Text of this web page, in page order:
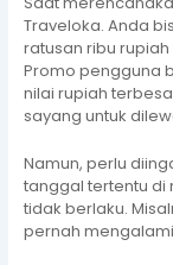
Traveloka. Anda
ratusan ribu
Promo pengguna
nilai rupiah
sayang untuk
Namun, perlu
tanggal tertentu di
tidak berlaku.
pernah